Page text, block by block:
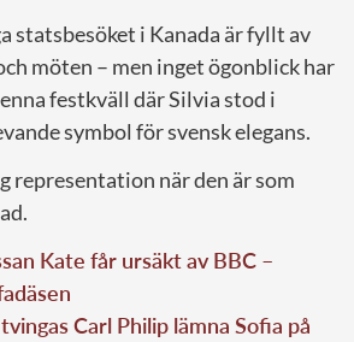
statsbesöket i Kanada är fyllt av
möten – men inget ögonblick har
festkväll där Silvia stod i
symbol för svensk elegans.
representation när den är som
Kate får ursäkt av BBC –
Carl Philip lämna Sofia på